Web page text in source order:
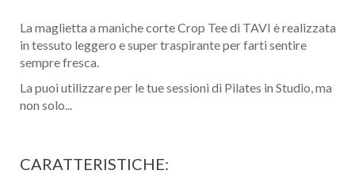
La maglietta a maniche corte Crop Tee di TAVI è realizzata
in tessuto leggero e super traspirante per farti sentire
sempre fresca.
La puoi utilizzare per le tue sessioni di Pilates in Studio, ma
non solo...
CARATTERISTICHE: